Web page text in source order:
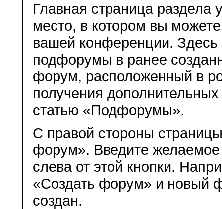
Главная страница
место, в котором вы
вашей конференции. Здесь
подфорумы в ранее
форум, расположенный в
получения
статью «Подфорумы».
С правой стороны
форум». Введите
слева от этой кнопки.
«Создать форум» и новый
создан.